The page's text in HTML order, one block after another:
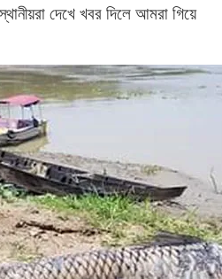
দেখে খবর দিলে আমরা গিয়ে